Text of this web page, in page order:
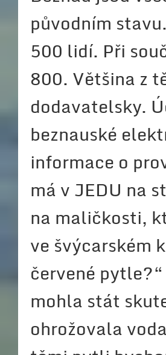
původním
500 lidí. Při
800. Většina z
dodavatelsky.
beznauské
informace o
má v JEDU na
na maličkosti,
ve švýcarském
červené
mohla stát
ohrožovala